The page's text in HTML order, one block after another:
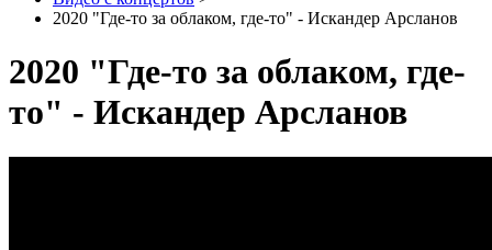
2020 "Где-то за облаком, где-то" - Искандер Арсланов
2020 "Где-то за облаком, где-
то" - Искандер Арсланов